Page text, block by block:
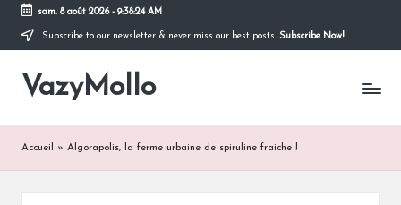
Skip
content
sam. 8 août 2026- 9:38:24 AM
Subscribe to our newsletter & never miss our best posts. Subscribe Now!
VazyMollo
Pensez
Accueil » Algorapolis, la ferme urbaine de spiruline fraiche !